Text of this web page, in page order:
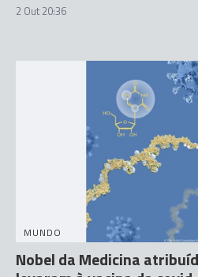
2 Out 20:36
MUNDO
Nobel da Medicina